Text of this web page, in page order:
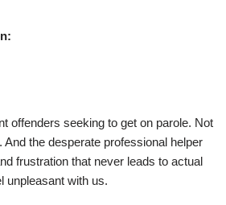
offenders seeking to get on parole. Not
the desperate professional helper
frustration that never leads to actual
unpleasant with us.